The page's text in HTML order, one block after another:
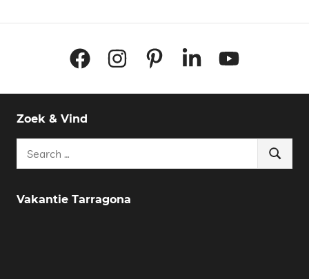
FacebookInstagramPinterestLinkedInYouTube
Zoek & Vind
Search
Vakantie Tarragona